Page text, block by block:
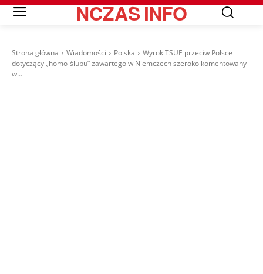
NCZASINFO
Strona główna Wiadomości Polska
Wyrok TSUE przeciw Polsce
dotyczący „homo-ślubu” zawartego w Niemczech szeroko komentowany
w...